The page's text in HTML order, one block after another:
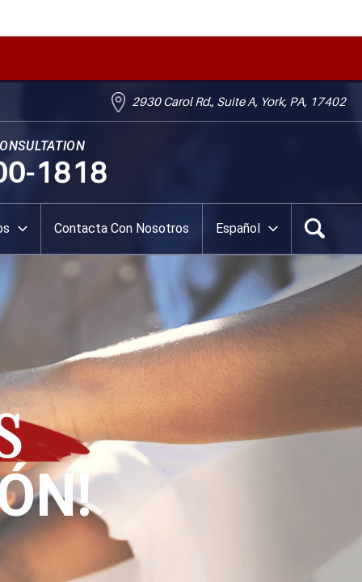
2930 Carol Rd., Suite A, York, PA, 17402
1818
Contacta Con Nosotros Español